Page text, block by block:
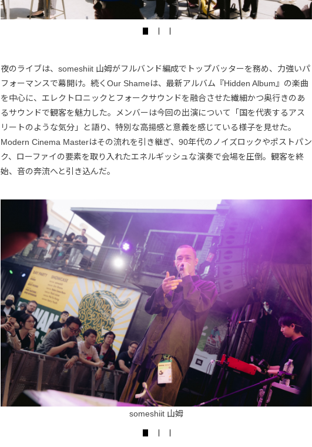
夜のライブは、someshiit 山姆がフルバンド編成でトップバッターを務め、力強いパ
フォーマンスで幕開け。続くOur Shameは、最新アルバム『Hidden Album』の楽曲
を中心に、エレクトロニックとフォークサウンドを融合させた繊細かつ奥行きのあ
るサウンドで観客を魅力した。メンバーは今回の出演について「国を代表するアス
リートのような気分」と語り、特別な高揚感と意義を感じている様子を見せた。
Modern Cinema Masterはその流れを引き継ぎ、90年代のノイズロックやポストパン
ク、ローファイの要素を取り入れたエネルギッシュな演奏で会場を圧倒。観客を終
始、音の奔流へと引き込んだ。
someshiit 山姆